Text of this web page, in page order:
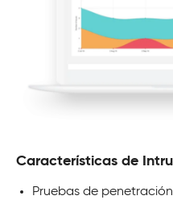
Características de
Pruebas de